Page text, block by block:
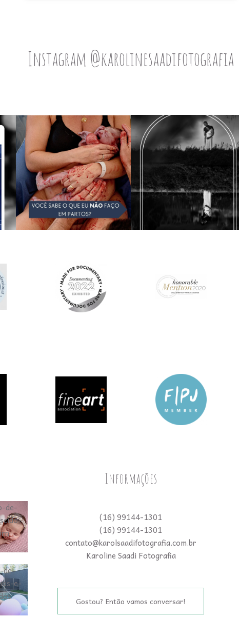
Instagram @karolinesaadifotografia
Informações
(16) 99144-1301
(16) 99144-1301
contato@karolsaadifotografia.com.br
Karoline Saadi Fotografia
Gostou? Então vamos conversar!